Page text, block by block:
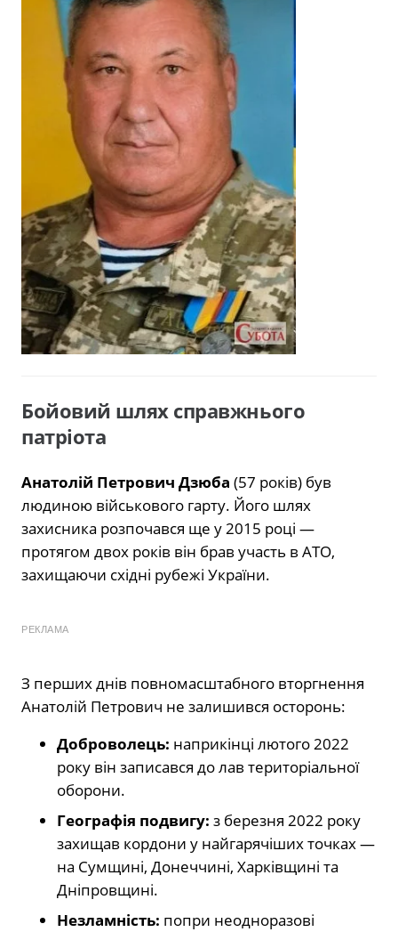
Бойовий шлях справжнього
патріота
Анатолій Петрович Дзюба (57 років) був
людиною військового гарту. Його шлях
захисника розпочався ще у 2015 році —
протягом двох років він брав участь в АТО,
захищаючи східні рубежі України.
РЕКЛАМА
З перших днів повномасштабного вторгнення
Анатолій Петрович не залишився осторонь:
Доброволець: наприкінці лютого 2022
року він записався до лав територіальної
оборони.
Географія подвигу: з березня 2022 року
захищав кордони у найгарячіших точках —
на Сумщині, Донеччині, Харківщині та
Дніпровщині.
Незламність: попри неодноразові